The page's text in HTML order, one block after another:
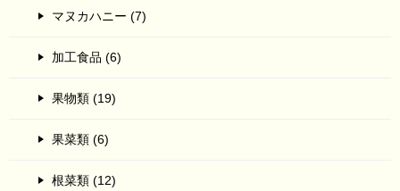
マヌカハニー (7)
加工食品 (6)
果物類 (19)
果菜類 (6)
根菜類 (12)